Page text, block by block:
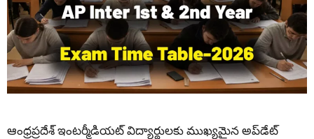
ఆంధ్రప్రదేశ్ ఇంటర్మీడియట్ విద్యార్థులకు ముఖ్యమైన అప్‌డేట్